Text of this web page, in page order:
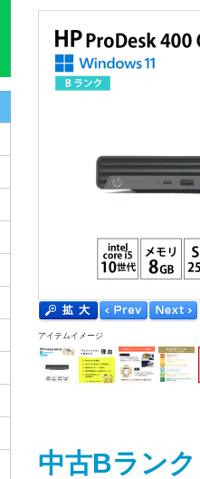
アイテムイメージ
中古Bランク